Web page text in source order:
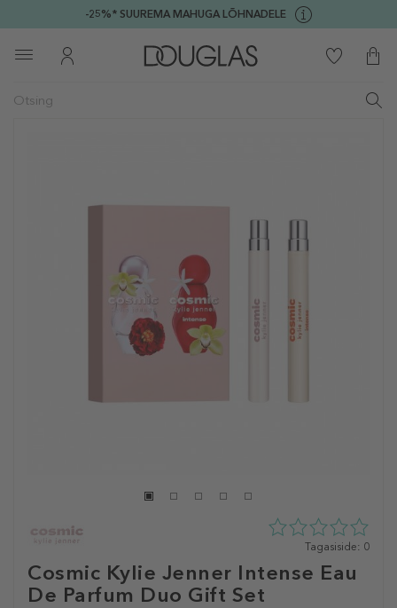
-25%* SUUREMA MAHUGA LÕHNADELE
Cosmic Kylie Jenner Intense Eau
De Parfum Duo Gift Set
0
5st
Tagasiside: 0